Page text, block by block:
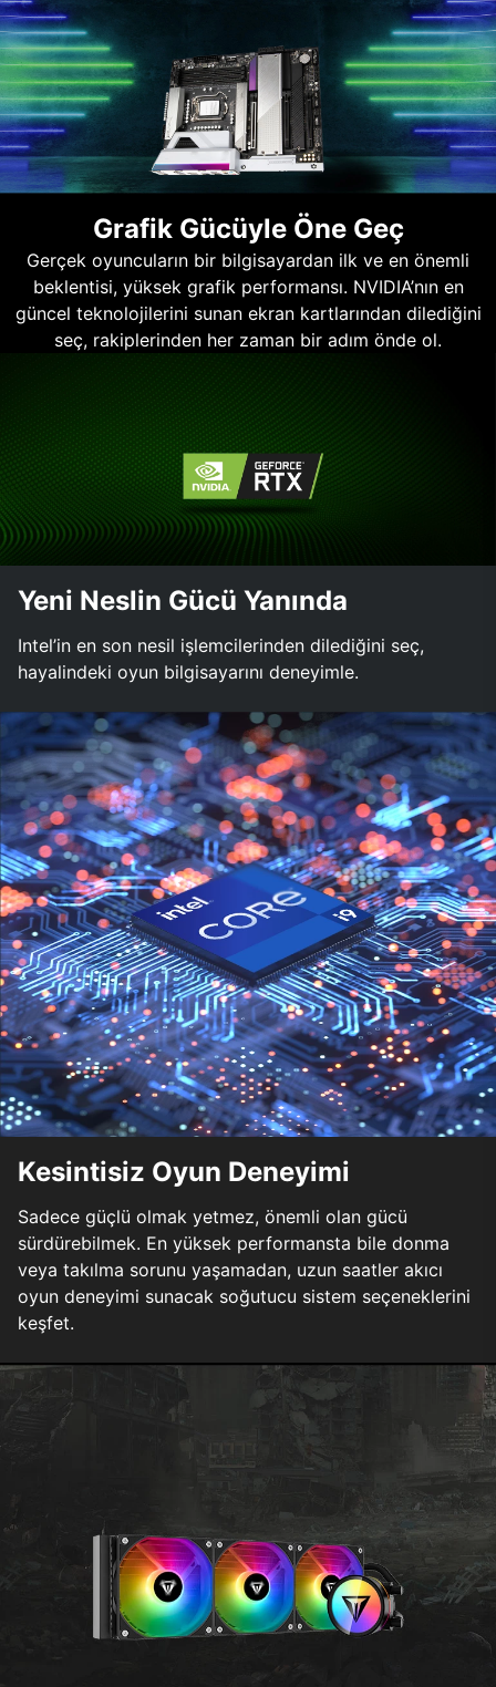
Grafik Gücüyle Öne Geç
Gerçek oyuncuların bir bilgisayardan ilk ve en önemli
beklentisi, yüksek grafik performansı. NVIDIA’nın en
güncel teknolojilerini sunan ekran kartlarından dilediğini
seç, rakiplerinden her zaman bir adım önde ol.
Yeni Neslin Gücü Yanında
Intel’in en son nesil işlemcilerinden dilediğini seç,
hayalindeki oyun bilgisayarını deneyimle.
Kesintisiz Oyun Deneyimi
Sadece güçlü olmak yetmez, önemli olan gücü
sürdürebilmek. En yüksek performansta bile donma
veya takılma sorunu yaşamadan, uzun saatler akıcı
oyun deneyimi sunacak soğutucu sistem seçeneklerini
keşfet.